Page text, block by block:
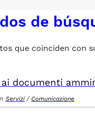
de
que coinciden con
ai documenti
Servizi / Comunicazione